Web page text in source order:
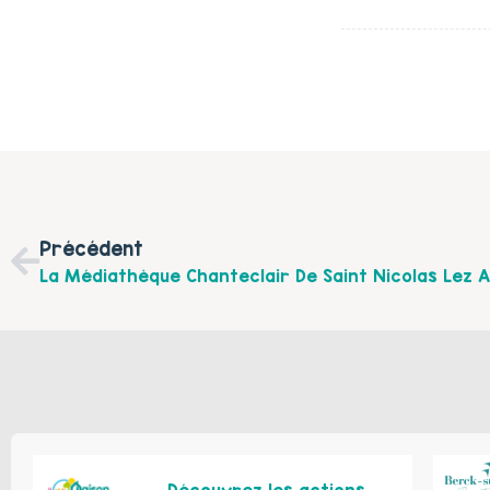
Précédent